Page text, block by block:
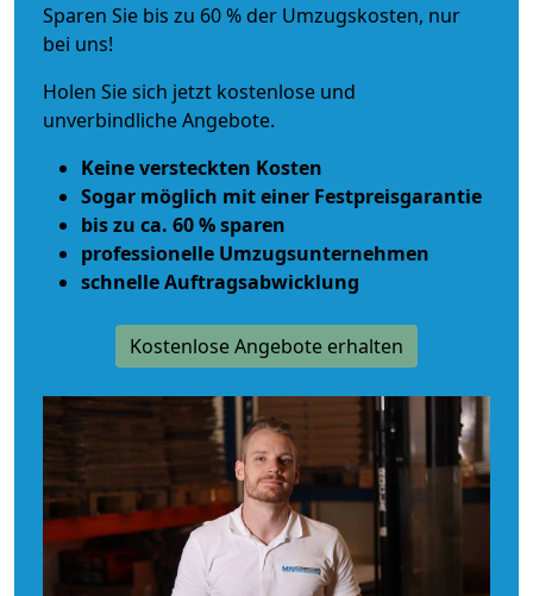
Sparen Sie bis zu 60 % der Umzugskosten, nur
bei uns!
Holen Sie sich jetzt kostenlose und
unverbindliche Angebote.
Keine versteckten Kosten
Sogar möglich mit einer Festpreisgarantie
bis zu ca. 60 % sparen
professionelle Umzugsunternehmen
schnelle Auftragsabwicklung
Kostenlose Angebote erhalten